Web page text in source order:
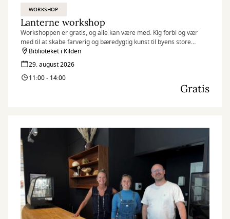
WORKSHOP
Lanterne workshop
Workshoppen er gratis, og alle kan være med. Kig forbi og vær
med til at skabe farverig og bæredygtig kunst til byens store
fællesspisning.
Børn og familie og som et opløb til DLB (Det længste bord) d. 5.
september i Kilden
Biblioteket i Kilden
29. august 2026
11:00 - 14:00
Gratis